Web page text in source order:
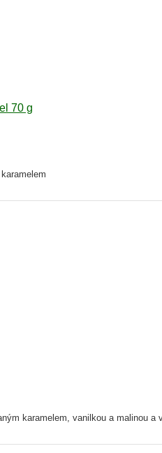
70 g
karamelem, vanilkou a malinou